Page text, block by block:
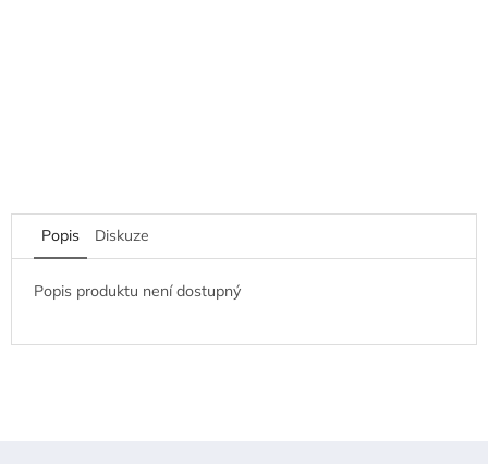
Popis Diskuze
Popis produktu není dostupný